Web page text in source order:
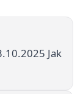
Jak